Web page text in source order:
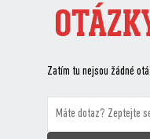
Zatím tu nejsou žádné